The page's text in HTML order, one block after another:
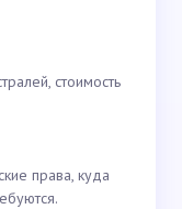
стоимость
права, куда